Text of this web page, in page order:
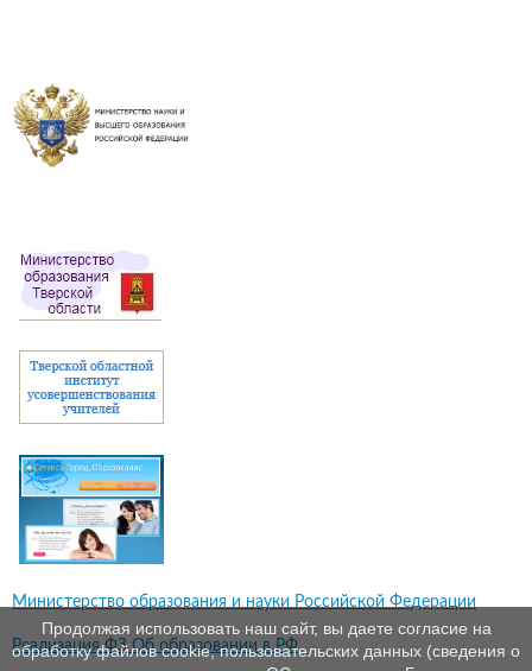
Министерство образования и науки Российской Федерации
Реализация ФЗ Об образовании в РФ
Продолжая использовать наш сайт, вы даете согласие на
обработку файлов cookie, пользовательских данных (сведения о